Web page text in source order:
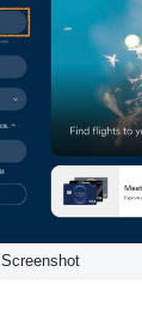
Screenshot